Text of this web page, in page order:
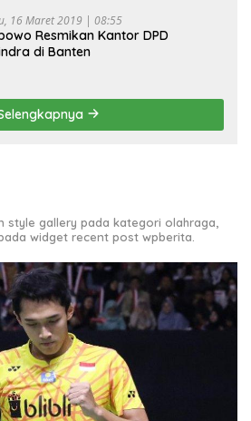
16 Maret 2019 | 08:55
Resmikan Kantor DPD
di Banten
style gallery pada kategori olahraga,
widget recent post wpberita.